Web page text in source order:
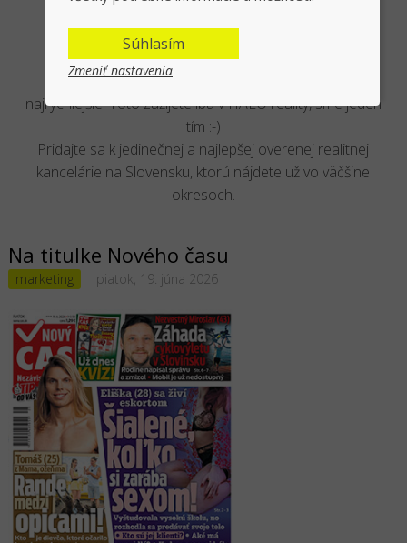
U nás to žije
Aby naši makléri predávali vaše nehnuteľnosti čo
najrýchlejšie. Toto zažijete iba v HALO reality, sme jeden
tím :-)
Pridajte sa k jedinečnej a najlepšej overenej realitnej
kancelárie na Slovensku, ktorú nájdete už vo väčšine
okresoch.
Na titulke Nového času
marketing piatok, 19. júna 2026
Súhlasím
Zmeniť nastavenia